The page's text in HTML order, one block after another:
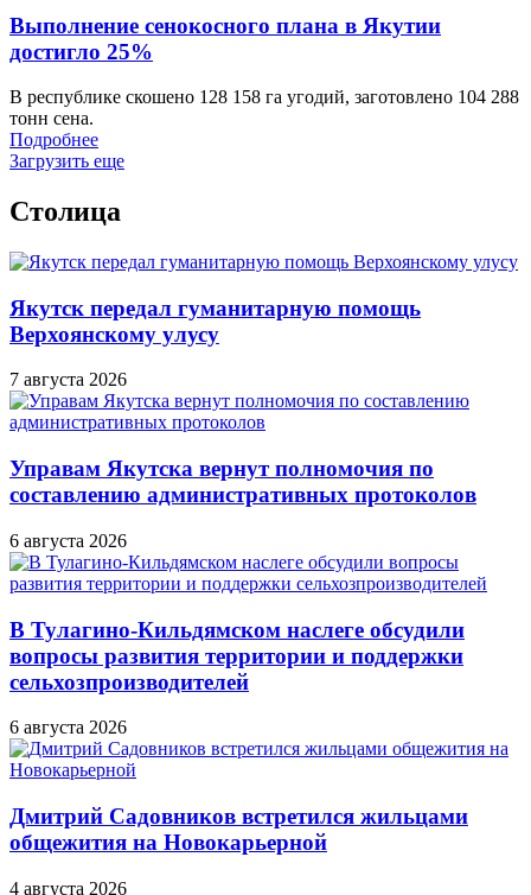
Выполнение сенокосного плана в Якутии
достигло 25%
В республике скошено 128 158 га угодий, заготовлено 104 288
тонн сена.
Подробнее
Загрузить еще
Столица
Якутск передал гуманитарную помощь
Верхоянскому улусу
7 августа 2026
Управам Якутска вернут полномочия по
составлению административных протоколов
6 августа 2026
В Тулагино-Кильдямском наслеге обсудили
вопросы развития территории и поддержки
сельхозпроизводителей
6 августа 2026
Дмитрий Садовников встретился жильцами
общежития на Новокарьерной
4 августа 2026